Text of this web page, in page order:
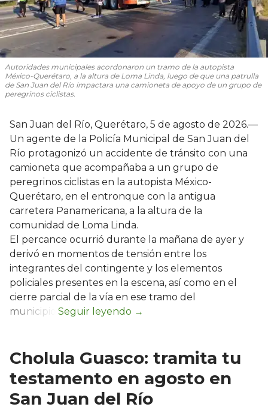
Autoridades municipales acordonaron un tramo de la autopista
México-Querétaro, a la altura de Loma Linda, luego de que una patrulla
de San Juan del Río impactara una camioneta de apoyo de un grupo de
peregrinos ciclistas.
San Juan del Río, Querétaro, 5 de agosto de 2026.—
Un agente de la Policía Municipal de San Juan del
Río protagonizó un accidente de tránsito con una
camioneta que acompañaba a un grupo de
peregrinos ciclistas en la autopista México-
Querétaro, en el entronque con la antigua
carretera Panamericana, a la altura de la
comunidad de Loma Linda.
El percance ocurrió durante la mañana de ayer y
derivó en momentos de tensión entre los
integrantes del contingente y los elementos
policiales presentes en la escena, así como en el
cierre parcial de la vía en ese tramo del
municipio.
Cholula Guasco: tramita tu
testamento en agosto en
San Juan del Río